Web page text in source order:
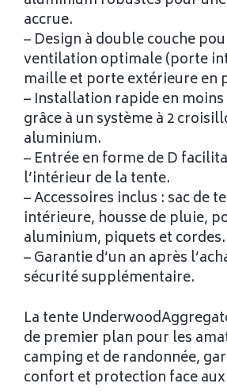
accrue.
– Design à double couche
ventilation optimale (porte
maille et porte extérieure en
– Installation rapide en moins
grâce à un système à 2
aluminium.
– Entrée en forme de D
l’intérieur de la tente.
– Accessoires inclus : sac de
intérieure, housse de pluie,
aluminium, piquets et cordes.
– Garantie d’un an après
sécurité supplémentaire.
La tente
de premier plan pour les
camping et de randonnée,
confort et protection face